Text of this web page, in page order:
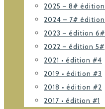
2025 – 8# édition
2024 – 7# édition
2023 – édition 6#
2022 – édition 5#
2021 • édition #4
2019 • édition #3
2018 • édition #2
2017 • édition #1